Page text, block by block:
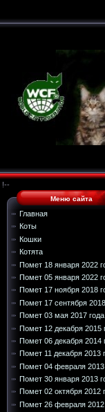
!--
Меню сайта
Главная
Коты
Кошки
Котята
Помет 18 января 2022
Помет 05 января 2022
Помет 17 ноября 2018
Помет 17 сентября
Помет 03 мая 2017 года
Помет 12 декабря 2015
Помет 06 декабря 2014
Помет 11 декабря 2013
Помет 04 февраля 2013
Помет 30 января 2013
Помет 02 октября 2012
Помет 26 февраля 2012